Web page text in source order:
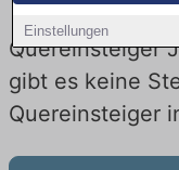
Einstellungen
Quereinsteiger
gibt es keine
Quereinsteiger